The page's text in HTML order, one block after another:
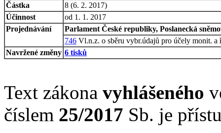
Částka
8 (6. 2. 2017)
Účinnost
od 1. 1. 2017
Projednávání
Parlament České republiky, Poslanecká
746 Vl.n.z. o sběru vybr.údajů pro účely monit. a
Navržené změny 6 tisků
Text zákona vyhlášeného
číslem 25/2017 Sb. je